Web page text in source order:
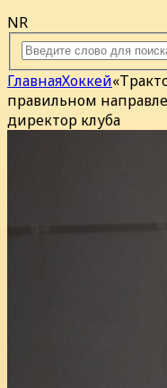
NR
ГлавнаяХоккей
правильном
директор клуба